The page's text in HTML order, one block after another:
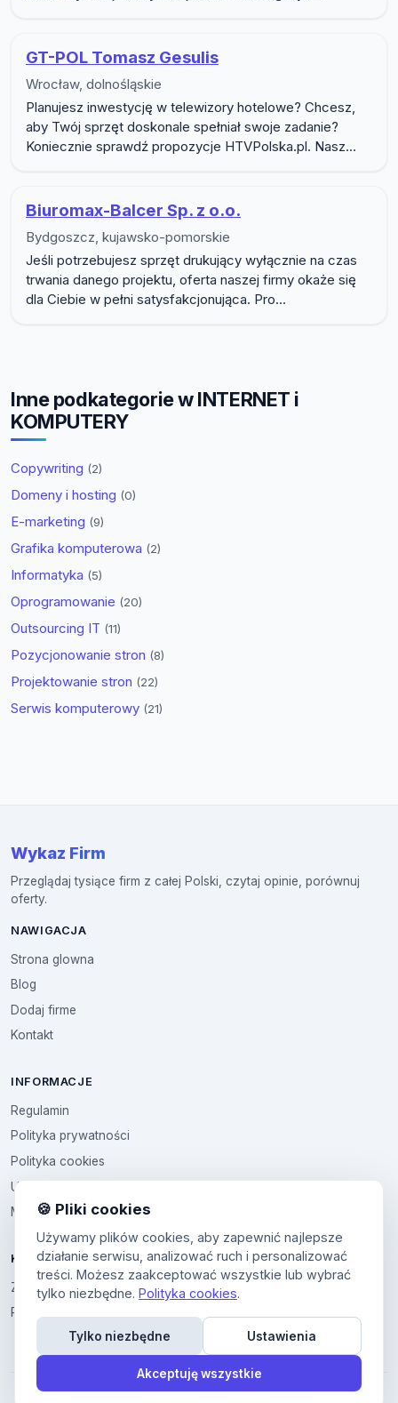
GT-POL Tomasz Gesulis
Wrocław, dolnośląskie
Planujesz inwestycję w telewizory hotelowe? Chcesz,
aby Twój sprzęt doskonale spełniał swoje zadanie?
Koniecznie sprawdź propozycje HTVPolska.pl. Nasz...
Biuromax-Balcer Sp. z o.o.
Bydgoszcz, kujawsko-pomorskie
Jeśli potrzebujesz sprzęt drukujący wyłącznie na czas
trwania danego projektu, oferta naszej firmy okaże się
dla Ciebie w pełni satysfakcjonująca. Pro...
Inne podkategorie w INTERNET i
KOMPUTERY
Copywriting (2)
Domeny i hosting (0)
E-marketing (9)
Grafika komputerowa (2)
Informatyka (5)
Oprogramowanie (20)
Outsourcing IT (11)
Pozycjonowanie stron (8)
Projektowanie stron (22)
Serwis komputerowy (21)
Wykaz Firm
Przeglądaj tysiące firm z całej Polski, czytaj opinie, porównuj
oferty.
NAWIGACJA
Strona glowna
Blog
Dodaj firme
Kontakt
INFORMACJE
Regulamin
Polityka prywatności
Polityka cookies
Ustawienia cookies
Multikod
KONTO
Zaloguj sie
Panel uzytkownika
🍪 Pliki cookies
Używamy plików cookies, aby zapewnić najlepsze
działanie serwisu, analizować ruch i personalizować
treści. Możesz zaakceptować wszystkie lub wybrać
tylko niezbędne. Polityka cookies.
Tylko niezbędne Ustawienia
Akceptuję wszystkie